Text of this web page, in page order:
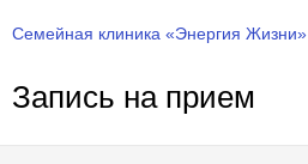
Семейная клиника «Энергия Жизни»
Запись на прием